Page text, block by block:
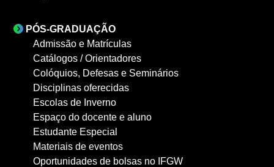
PÓS-GRADUAÇÃO
Admissão e Matrículas
Catálogos / Orientadores
Colóquios, Defesas e Seminários
Disciplinas oferecidas
Escolas de Inverno
Espaço do docente e aluno
Estudante Especial
Materiais de eventos
Oportunidades de bolsas no IFGW